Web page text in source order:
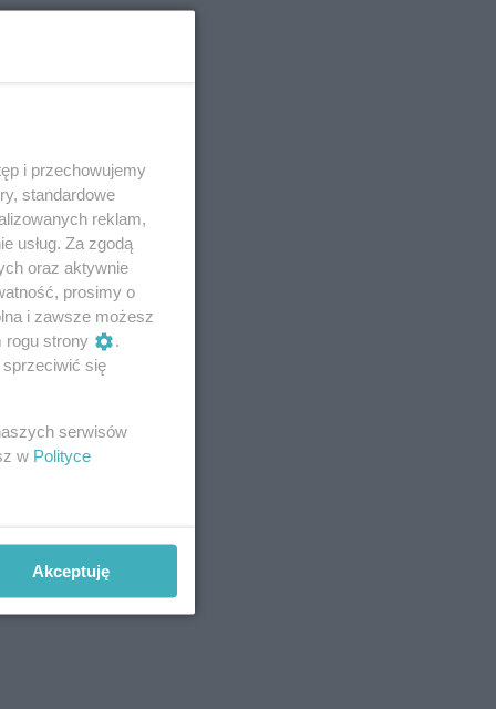
i przechowujemy
standardowe
reklam,
usług. Za zgodą
oraz aktywnie
prosimy o
i zawsze możesz
rogu strony
.
się
serwisów
w Polityce
Akceptuję